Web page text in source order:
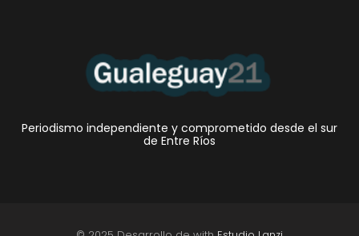
Periodismo independiente y comprometido desde el sur
de Entre Ríos